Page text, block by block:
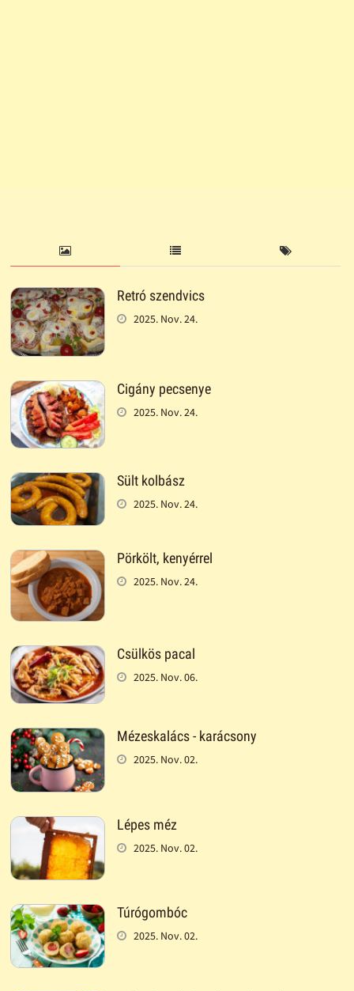
Retró szendvics
2025. Nov. 24.
Cigány pecsenye
2025. Nov. 24.
Sült kolbász
2025. Nov. 24.
Pörkölt, kenyérrel
2025. Nov. 24.
Csülkös pacal
2025. Nov. 06.
Mézeskalács - karácsony
2025. Nov. 02.
Lépes méz
2025. Nov. 02.
Túrógombóc
2025. Nov. 02.